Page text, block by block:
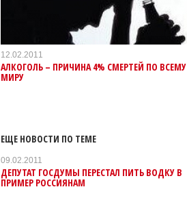
12.02.2011
АЛКОГОЛЬ – ПРИЧИНА 4% СМЕРТЕЙ ПО ВСЕМУ
МИРУ
ЕЩЕ НОВОСТИ ПО ТЕМЕ
09.02.2011
ДЕПУТАТ ГОСДУМЫ ПЕРЕСТАЛ ПИТЬ ВОДКУ В
ПРИМЕР РОССИЯНАМ